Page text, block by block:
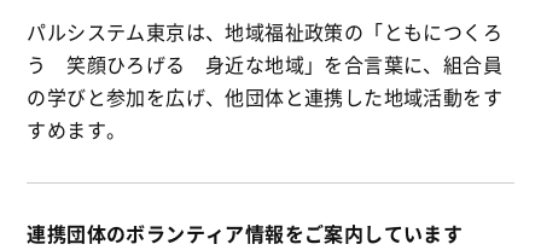
パルシステム東京は、地域福祉政策の「ともにつくろ
う 笑顔ひろげる 身近な地域」を合言葉に、組合員
の学びと参加を広げ、他団体と連携した地域活動をす
すめます。
連携団体のボランティア情報をご案内しています